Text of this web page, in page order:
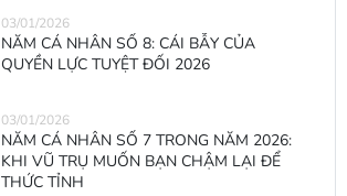
03/01/2026
NĂM CÁ NHÂN SỐ 8: CÁI BẪY CỦA
QUYỀN LỰC TUYỆT ĐỐI 2026
03/01/2026
NĂM CÁ NHÂN SỐ 7 TRONG NĂM 2026:
KHI VŨ TRỤ MUỐN BẠN CHẬM LẠI ĐỂ
THỨC TỈNH